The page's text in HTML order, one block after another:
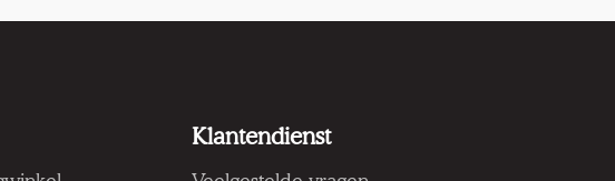
Klantendienst